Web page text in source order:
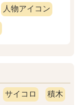
人物アイコン
サイコロ 積木